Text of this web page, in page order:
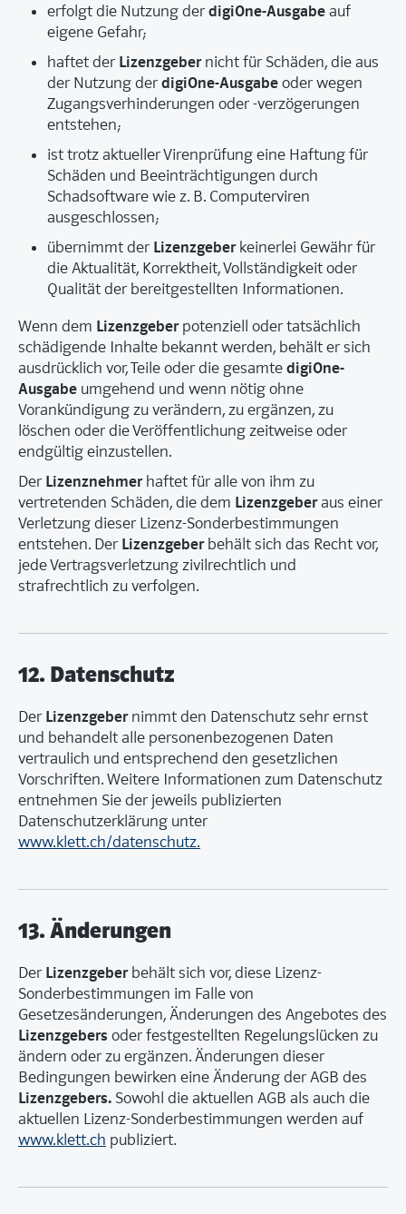
erfolgt die Nutzung derdigiOne-Ausgabeauf
eigene Gefahr;
haftet der Lizenzgebernicht für Schäden, die aus
der Nutzung derdigiOne-Ausgabeoder wegen
Zugangsverhinderungen oder -verzögerungen
entstehen;
ist trotz aktueller Virenprüfung eine Haftung für
Schäden und Beeinträchtigungen durch
Schadsoftware wie z. B. Computerviren
ausgeschlossen;
übernimmt der Lizenzgeberkeinerlei Gewähr für
die Aktualität, Korrektheit, Vollständigkeit oder
Qualität der bereitgestellten Informationen.
Wenn dem Lizenzgeberpotenziell oder tatsächlich
schädigende Inhalte bekannt werden, behält er sich
ausdrücklich vor, Teile oder die gesamtedigiOne-
Ausgabe umgehend und wenn nötig ohne
Vorankündigung zu verändern, zu ergänzen, zu
löschen oder die Veröffentlichung zeitweise oder
endgültig einzustellen.
Der Lizenznehmerhaftet für alle von ihm zu
vertretenden Schäden, die dem Lizenzgeberaus einer
Verletzung dieser Lizenz-Sonderbestimmungen
entstehen. Der Lizenzgeberbehält sich das Recht vor,
jede Vertragsverletzung zivilrechtlich und
strafrechtlich zu verfolgen.
12. Datenschutz
Der Lizenzgebernimmt den Datenschutz sehr ernst
und behandelt alle personenbezogenen Daten
vertraulich und entsprechend den gesetzlichen
Vorschriften. Weitere Informationen zum Datenschutz
entnehmen Sie der jeweils publizierten
Datenschutzerklärung unter
www.klett.ch/datenschutz.
13. Änderungen
Der Lizenzgeberbehält sich vor, diese Lizenz-
Sonderbestimmungen im Falle von
Gesetzesänderungen, Änderungen des Angebotes des
Lizenzgebers oder festgestellten Regelungslücken zu
ändern oder zu ergänzen. Änderungen dieser
Bedingungen bewirken eine Änderung der AGB des
Lizenzgebers. Sowohl die aktuellen AGB als auch die
aktuellen Lizenz-Sonderbestimmungen werden auf
www.klett.ch publiziert.